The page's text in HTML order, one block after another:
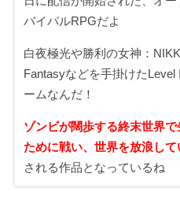
バイバルRPGだよ
白夜極光や勝利の女神：
Fantasyなどを手掛けたLevel
ームなんだ！
ゾンビが闊歩する終末世界で
ために戦い、世界を放浪して
される作品となっているね